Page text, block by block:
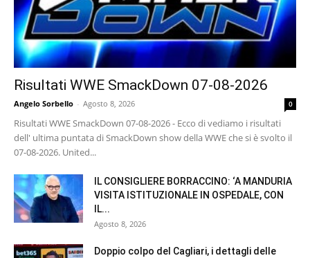
Risultati WWE SmackDown 07-08-2026
Angelo Sorbello - Agosto 8, 2026 0
Risultati WWE SmackDown 07-08-2026 - Ecco di vediamo i risultati
dell' ultima puntata di SmackDown show della WWE che si è svolto il
07-08-2026. United...
IL CONSIGLIERE BORRACCINO: ‘A MANDURIA
VISITA ISTITUZIONALE IN OSPEDALE, CON
IL...
Agosto 8, 2026
Doppio colpo del Cagliari, i dettagli delle